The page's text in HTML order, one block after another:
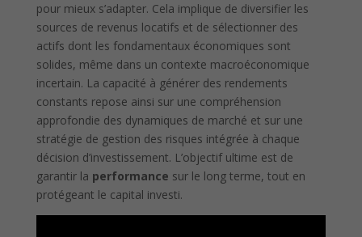
pour mieux s’adapter. Cela implique de diversifier les
sources de revenus locatifs et de sélectionner des
actifs dont les fondamentaux économiques sont
solides, même dans un contexte macroéconomique
incertain. La capacité à générer des rendements
constants repose ainsi sur une compréhension
approfondie des dynamiques de marché et sur une
stratégie de gestion des risques intégrée à chaque
décision d’investissement. L’objectif ultime est de
garantir la performance sur le long terme, tout en
protégeant le capital investi.